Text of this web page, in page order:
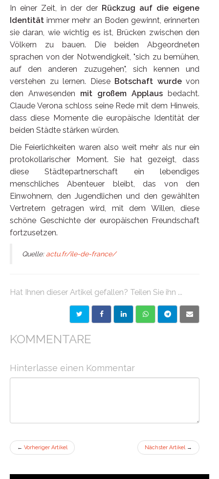
In einer Zeit, in der der Rückzug auf die eigene
Identität immer mehr an Boden gewinnt, erinnerten
sie daran, wie wichtig es ist, Brücken zwischen den
Völkern zu bauen. Die beiden Abgeordneten
sprachen von der Notwendigkeit, "sich zu bemühen,
auf den anderen zuzugehen", sich kennen und
verstehen zu lernen. DieseBotschaft wurde von
den Anwesenden mit großem Applaus bedacht.
Claude Verona schloss seine Rede mit dem Hinweis,
dass diese Momente die europäische Identität der
beiden Städte stärken würden.
Die Feierlichkeiten waren also weit mehr als nur ein
protokollarischer Moment. Sie hat gezeigt, dass
diese Städtepartnerschaft ein lebendiges
menschliches Abenteuer bleibt, das von den
Einwohnern, den Jugendlichen und den gewählten
Vertretern getragen wird, mit dem Willen, diese
schöne Geschichte der europäischen Freundschaft
fortzusetzen.
Quelle: actu.fr/ile-de-france/
Hat Ihnen dieser Artikel gefallen? Teilen Sie ihn ...
KOMMENTARE
Hinterlasse einen Kommentar
← Vorheriger Artikel Nächster Artikel →